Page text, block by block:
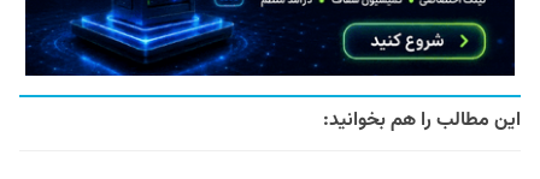
این مطالب را هم بخوانید: